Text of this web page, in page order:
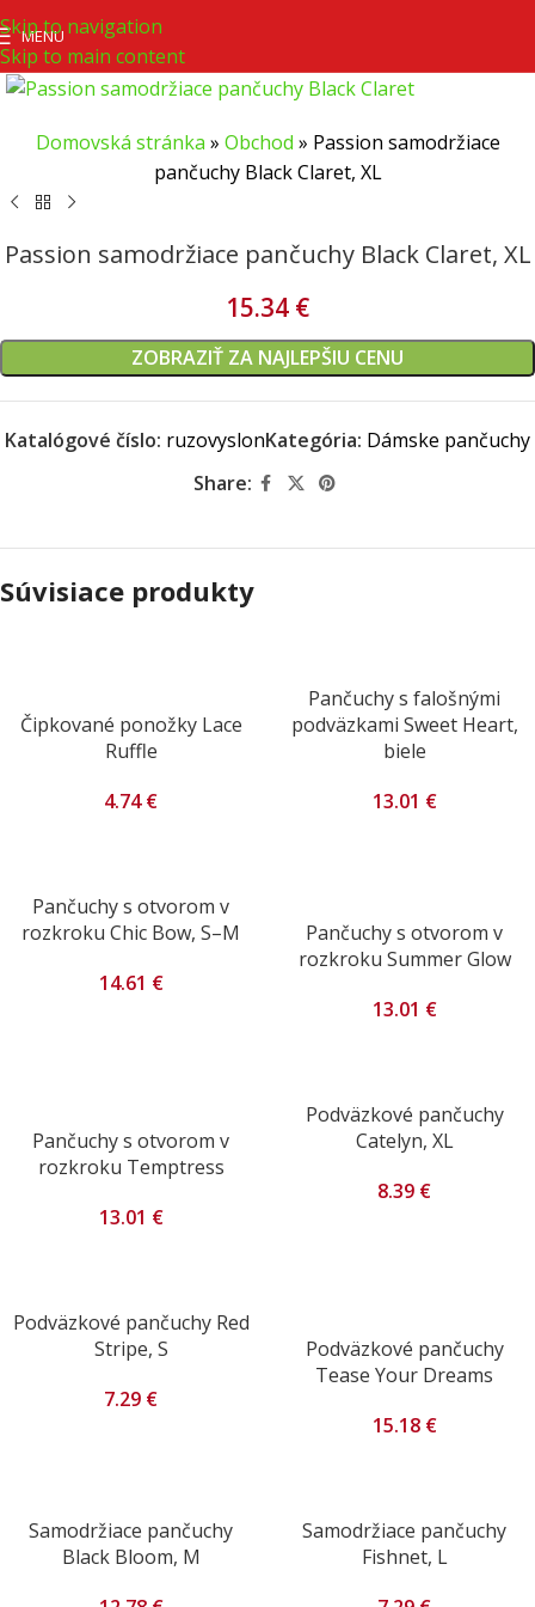
Skip to navigation
Skip to main content
MENU
Domovská stránka » Obchod » Passion samodržiace
pančuchy Black Claret, XL
Passion samodržiace pančuchy Black Claret, XL
15.34 €
ZOBRAZIŤ ZA NAJLEPŠIU CENU
Katalógové číslo: ruzovyslonKategória: Dámske pančuchy
Share:
Súvisiace produkty
Čipkované ponožky Lace
Ruffle
4.74€
Pančuchy s falošnými
podväzkami Sweet Heart,
biele
13.01 €
Pančuchy s otvorom v
rozkroku Chic Bow, S–M
14.61 €
Pančuchy s otvorom v
rozkroku Summer Glow
13.01 €
Pančuchy s otvorom v
rozkroku Temptress
13.01 €
Podväzkové pančuchy
Catelyn, XL
8.39 €
Podväzkové pančuchy Red
Stripe, S
7.29 €
Podväzkové pančuchy
Tease Your Dreams
15.18 €
Samodržiace pančuchy
Black Bloom, M
Samodržiace pančuchy
Fishnet, L